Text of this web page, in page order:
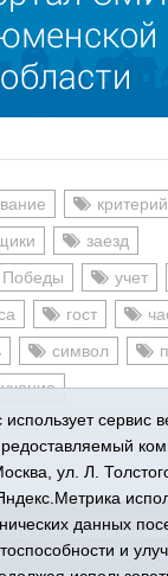
критерий
заезд
Победы
учет
гост
символ
2026 Сетевое
номер СМИ Эл №
сервис
ул. Л.
данных
и